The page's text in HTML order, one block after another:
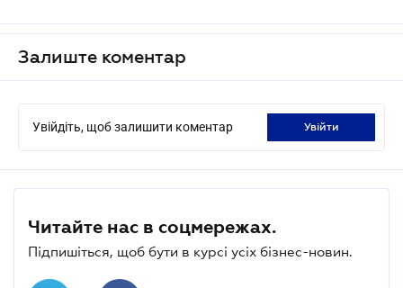
Залиште коментар
Увійдіть, щоб залишити коментар увійти
Читайте нас в соцмережах.
Підпишіться, щоб бути в курсі усіх бізнес-новин.